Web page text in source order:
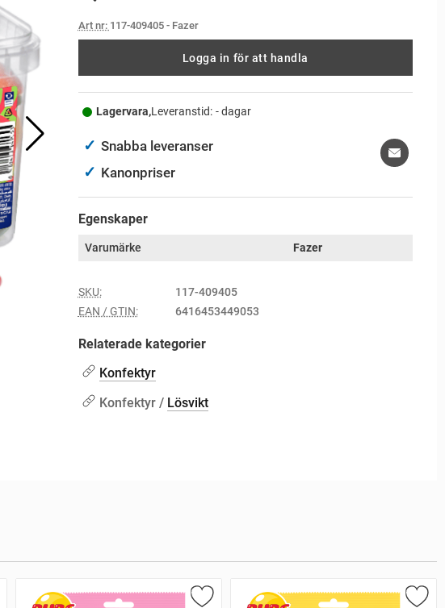
Art nr: 117-409405- Fazer
Logga in för att handla
Lagervara,Leveranstid: - dagar
✓ Snabba leveranser
✓ Kanonpriser
Egenskaper
Varumärke Fazer
SKU:
117-409405
EAN / GTIN:
6416453449053
Relaterade kategorier
Konfektyr
Konfektyr / Lösvikt